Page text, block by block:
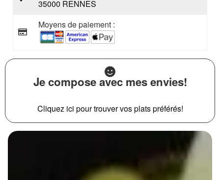
35000 RENNES
Moyens de paiement :
Je compose avec mes envies!
Cliquez ici pour trouver vos plats préférés!